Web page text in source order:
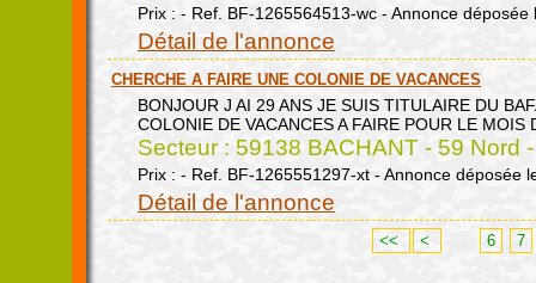
Prix : - Ref. BF-1265564513-wc - Annonce déposée
Détail de l'annonce
CHERCHE A FAIRE UNE COLONIE DE VACANCES
BONJOUR J AI 29 ANS JE SUIS TITULAIRE DU
COLONIE DE VACANCES A FAIRE POUR LE MOIS
Secteur : 59138 BACHANT - 59 Nord
Prix : - Ref. BF-1265551297-xt - Annonce déposée
Détail de l'annonce
<< < ... 6 7